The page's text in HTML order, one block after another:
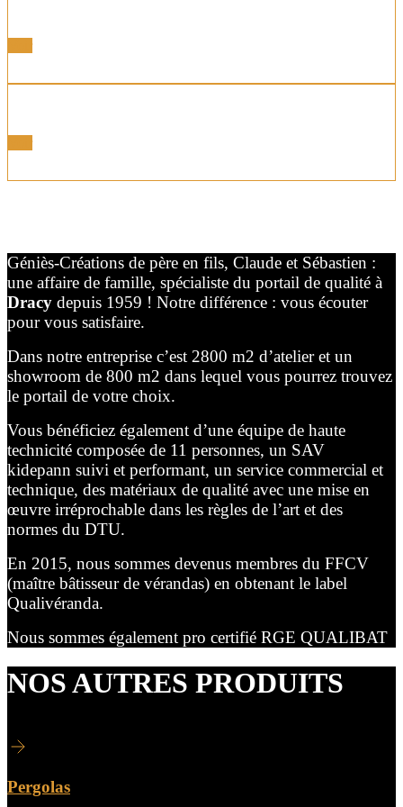
Géniès-Créations de père en fils, Claude et Sébastien :
une affaire de famille, spécialiste du portail de qualité à
Dracy depuis 1959 ! Notre différence : vous écouter
pour vous satisfaire.
Dans notre entreprise c’est 2800 m2 d’atelier et un
showroom de 800 m2 dans lequel vous pourrez trouvez
le portail de votre choix.
Vous bénéficiez également d’une équipe de haute
technicité composée de 11 personnes, un SAV
kidepann suivi et performant, un service commercial et
technique, des matériaux de qualité avec une mise en
œuvre irréprochable dans les règles de l’art et des
normes du DTU.
En 2015, nous sommes devenus membres du FFCV
(maître bâtisseur de vérandas) en obtenant le label
Qualivéranda.
Nous sommes également pro certifié RGE QUALIBAT
NOS AUTRES PRODUITS
Pergolas